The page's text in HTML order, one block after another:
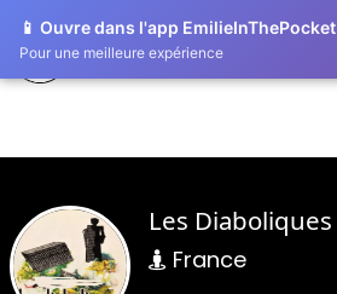
📱 Ouvre dans l'app EmilieInThePocket
Pour une meilleure expérience
ZAPLISTOO
Les Diaboliques
France